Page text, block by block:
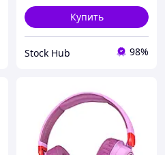
Купить
Stock Hub 98%